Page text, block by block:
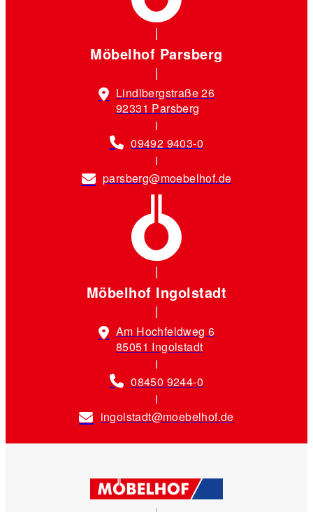
Möbelhof Parsberg
Lindlbergstraße 26
92331 Parsberg
09492 9403-0
parsberg@moebelhof.de
Möbelhof Ingolstadt
Am Hochfeldweg 6
85051 Ingolstadt
08450 9244-0
ingolstadt@moebelhof.de